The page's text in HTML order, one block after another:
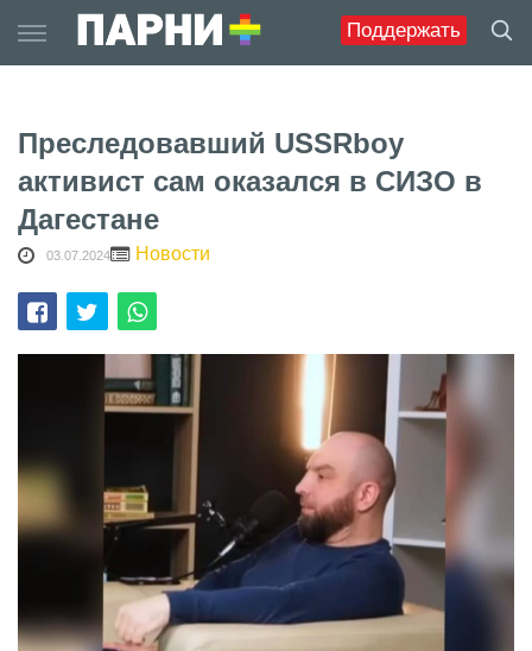
Поддержать
to
content
Преследовавший USSRboy
активист сам оказался в СИЗО в
Дагестане
03.07.2024 Новости